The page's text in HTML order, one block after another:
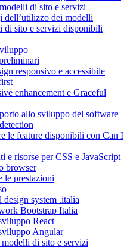
di sito e servizi
dell’utilizzo dei modelli
di sito e servizi disponibili
responsivo e accessibile
enhancement e Graceful
allo sviluppo del software
le feature disponibili con Can I
e risorse per CSS e JavaScript
browser
le prestazioni
system .italia
Bootstrap Italia
React
Angular
di sito e servizi